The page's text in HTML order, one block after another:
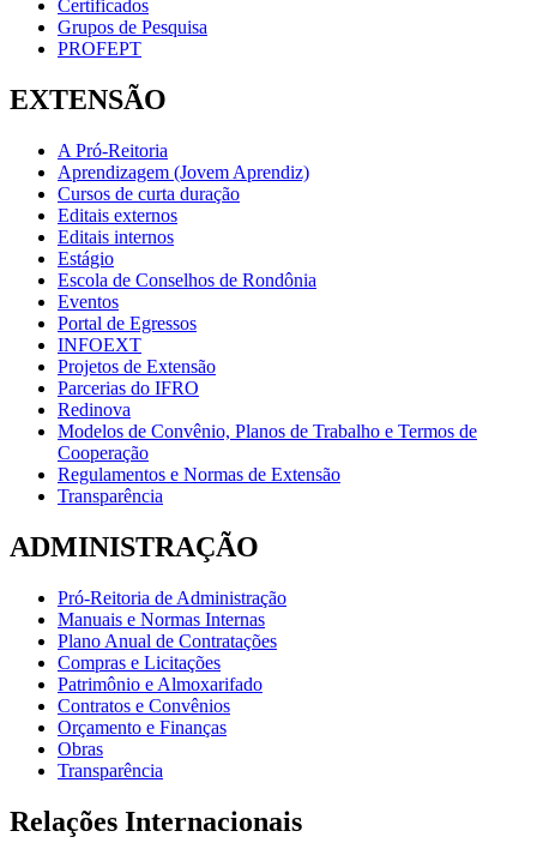
Certificados
Grupos de Pesquisa
PROFEPT
EXTENSÃO
A Pró-Reitoria
Aprendizagem (Jovem Aprendiz)
Cursos de curta duração
Editais externos
Editais internos
Estágio
Escola de Conselhos de Rondônia
Eventos
Portal de Egressos
INFOEXT
Projetos de Extensão
Parcerias do IFRO
Redinova
Modelos de Convênio, Planos de Trabalho e Termos de
Cooperação
Regulamentos e Normas de Extensão
Transparência
ADMINISTRAÇÃO
Pró-Reitoria de Administração
Manuais e Normas Internas
Plano Anual de Contratações
Compras e Licitações
Patrimônio e Almoxarifado
Contratos e Convênios
Orçamento e Finanças
Obras
Transparência
Relações Internacionais